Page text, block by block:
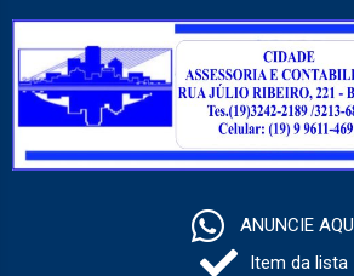
ANUNCIE AQUI
Item da lista